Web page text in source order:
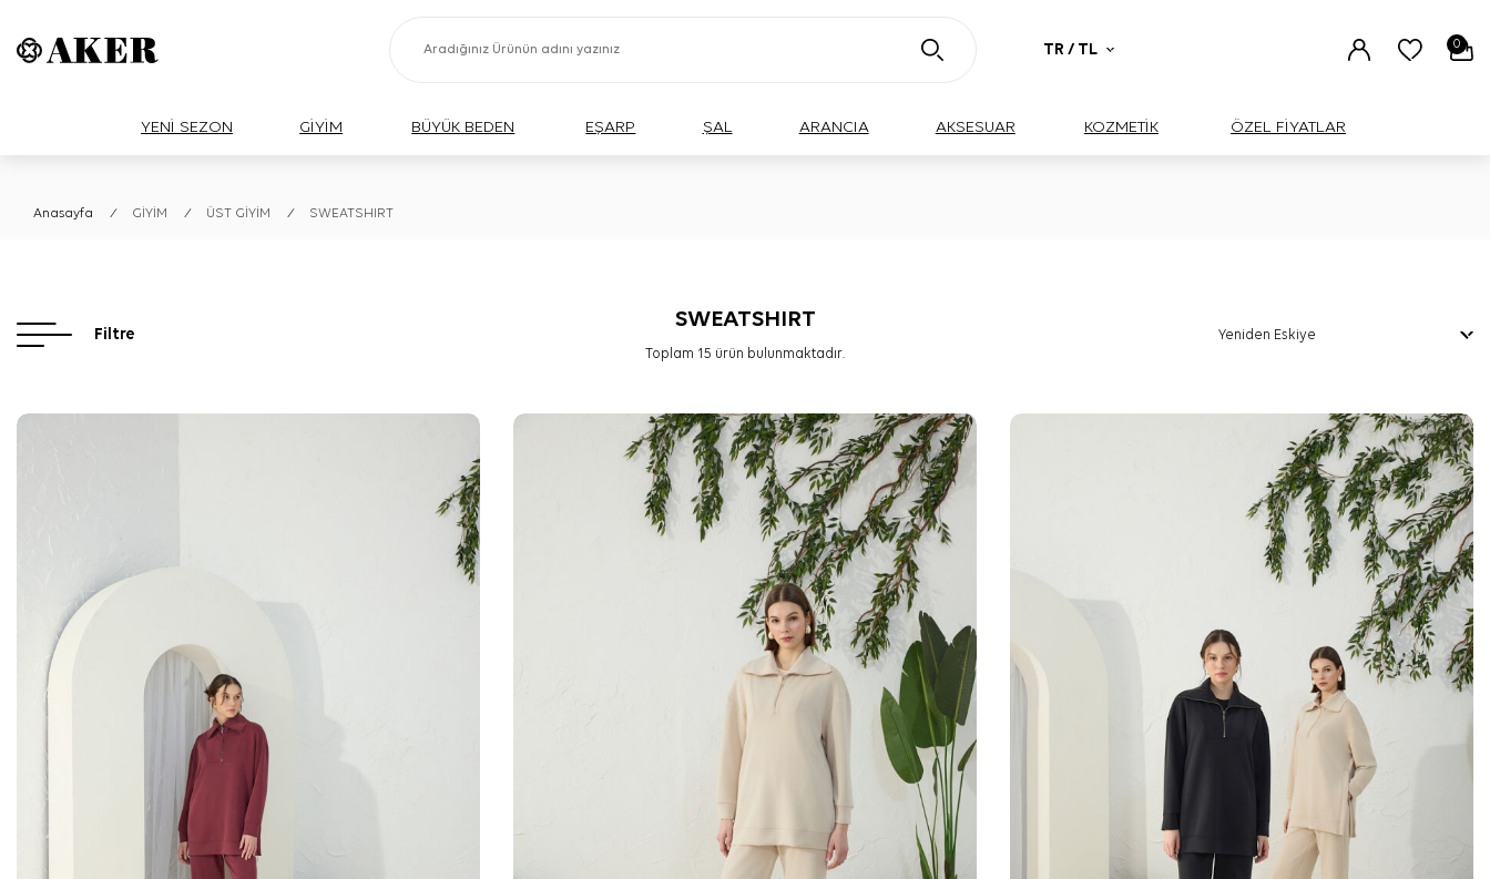
TR / TL 0
YENİ SEZON GİYİM BÜYÜK BEDEN EŞARP ŞAL ARANCIA AKSESUAR KOZMETİK ÖZEL FİYATLAR
Anasayfa / GİYİM / ÜST GİYİM / SWEATSHIRT
Filtre
SWEATSHIRT
Toplam 15 ürün bulunmaktadır.